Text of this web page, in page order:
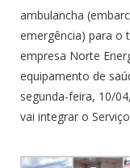
ambulancha
emergência) para o
empresa Norte
equipamento de
segunda-feira, 10/
vai integrar o